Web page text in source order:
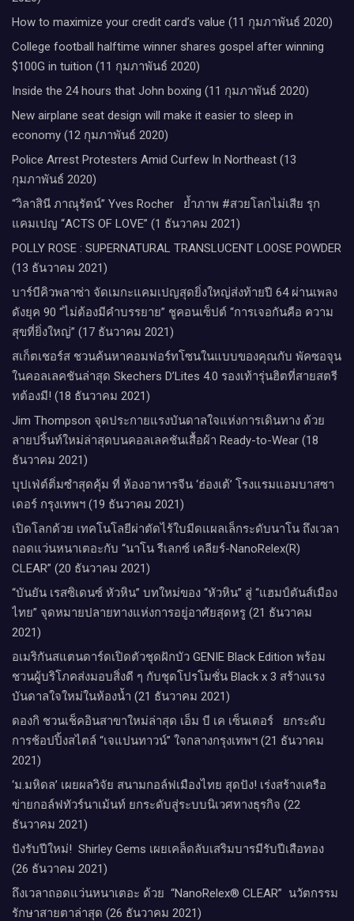
How to maximize your credit card’s value (11 กุมภาพันธ์ 2020)
College football halftime winner shares gospel after winning
$100G in tuition (11 กุมภาพันธ์ 2020)
Inside the 24 hours that John boxing (11 กุมภาพันธ์ 2020)
New airplane seat design will make it easier to sleep in
economy (12 กุมภาพันธ์ 2020)
Police Arrest Protesters Amid Curfew In Northeast (13
กุมภาพันธ์ 2020)
“วิลาสินี ภาณุรัตน์” Yves Rocher​ ย้ำภาพ #สวยโลกไม่เสีย รุก
แคมเปญ “ACTS OF LOVE” (1 ธันวาคม 2021)
POLLY ROSE : SUPERNATURAL TRANSLUCENT LOOSE POWDER
(13 ธันวาคม 2021)
บาร์บีคิวพลาซ่า จัดเมกะแคมเปญสุดยิ่งใหญ่ส่งท้ายปี 64 ผ่านเพลง
ดังยุค 90 “ไม่ต้องมีคำบรรยาย” ชูคอนเซ็ปต์ “การเจอกันคือ ความ
สุขที่ยิ่งใหญ่” (17 ธันวาคม 2021)
สเก็ตเชอร์ส ชวนค้นหาคอมฟอร์ทโซนในแบบของคุณกับ พัคซอจุน
ในคอลเลคชันล่าสุด Skechers D’Lites 4.0 รองเท้ารุ่นฮิตที่สายสตรี
ทต้องมี! (18 ธันวาคม 2021)
Jim Thompson จุดประกายแรงบันดาลใจแห่งการเดินทาง ด้วย
ลายปริ้นท์ใหม่ล่าสุดบนคอลเลคชันเสื้อผ้า Ready-to-Wear (18
ธันวาคม 2021)
บุปเฟ่ต์ติ่มซำสุดคุ้ม ที่ ห้อง​อาหารจีน​ ‘ฮ่องเต้’ โรงแรม​แอม​บาส​ซา​
เดอร์​ กรุงเทพฯ​ (19 ธันวาคม 2021)
เปิดโลกด้วย เทคโนโลยีผ่าตัดไร้ใบมีดแผลเล็กระดับนาโน ถึงเวลา
ถอดแว่นหนาเตอะกับ “นาโน รีเลกซ์ เคลียร์-NanoRelex(R)
CLEAR” (20 ธันวาคม 2021)
“บันยัน เรสซิเดนซ์ หัวหิน” บทใหม่ของ “หัวหิน” สู่ “แฮมป์ตันส์เมือง
ไทย” จุดหมายปลายทางแห่งการอยู่อาศัยสุดหรู (21 ธันวาคม
2021)
อเมริกันสแตนดาร์ดเปิดตัวชุดฝักบัว GENIE Black Edition พร้อม
ชวนผู้บริโภคส่งมอบสิ่งดี ๆ กับชุดโปรโมชั่น Black x 3 สร้างแรง
บันดาลใจใหม่ในห้องน้ำ (21 ธันวาคม 2021)
ดองกิ ชวนเช็คอินสาขาใหม่ล่าสุด เอ็ม บี เค เซ็นเตอร์ ยกระดับ
การช้อปปิ้งสไตล์ “เจแปนทาวน์” ใจกลางกรุงเทพฯ (21 ธันวาคม
2021)
‘ม.มหิดล’ เผยผลวิจัย สนามกอล์ฟเมืองไทย สุดปัง! เร่งสร้างเครือ
ข่ายกอล์ฟทัวร์นาเม้นท์ ยกระดับสู่ระบบนิเวศทางธุรกิจ (22
ธันวาคม 2021)
ปังรับปีใหม่​! ​ Shirley Gems เผยเคล็ดลับ​เสริมบารมีรับปีเสือทอง
(26 ธันวาคม 2021)
ถึงเวลาถอดแว่นหนาเตอะ ด้วย “NanoRelex® CLEAR” นวัตกรรม
รักษาสายตาล่าสุด (26 ธันวาคม 2021)